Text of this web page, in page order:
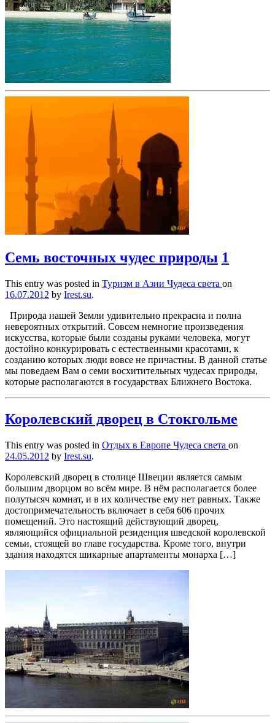
Семь восточных чудес природы 1
This entry was posted in Туризм в Азии Чудеса света on
16.07.2012 by Irest.su.
Природа нашей Земли удивительно прекрасна и полна
невероятных открытий. Совсем немногие произведения
искусства, которые были созданы руками человека, могут
достойно конкурировать с естественными красотами, к
созданию которых люди вовсе не причастны. В данной статье
мы поведаем Вам о семи восхитительных чудесах природы,
которые располагаются в государствах Ближнего Востока.
Королевский дворец в Стокгольме
This entry was posted in Отдых в Европе Чудеса света on
24.05.2012 by Irest.su.
Королевский дворец в столице Швеции является самым
большим дворцом во всём мире. В нём располагается более
полутысяч комнат, и в их количестве ему нет равных. Также
достопримечательность включает в себя 606 прочих
помещений. Это настоящий действующий дворец,
являющийся официальной резиденция шведской королевской
семьи, стоящей во главе государства. Кроме того, внутри
здания находятся шикарные апартаменты монарха […]